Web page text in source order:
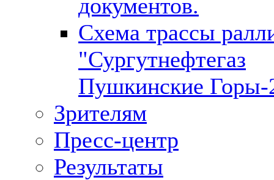
документов.
Cхема трассы
"Сургутнефтегаз
Пушкинские Горы-
Зрителям
Пресс-центр
Результаты